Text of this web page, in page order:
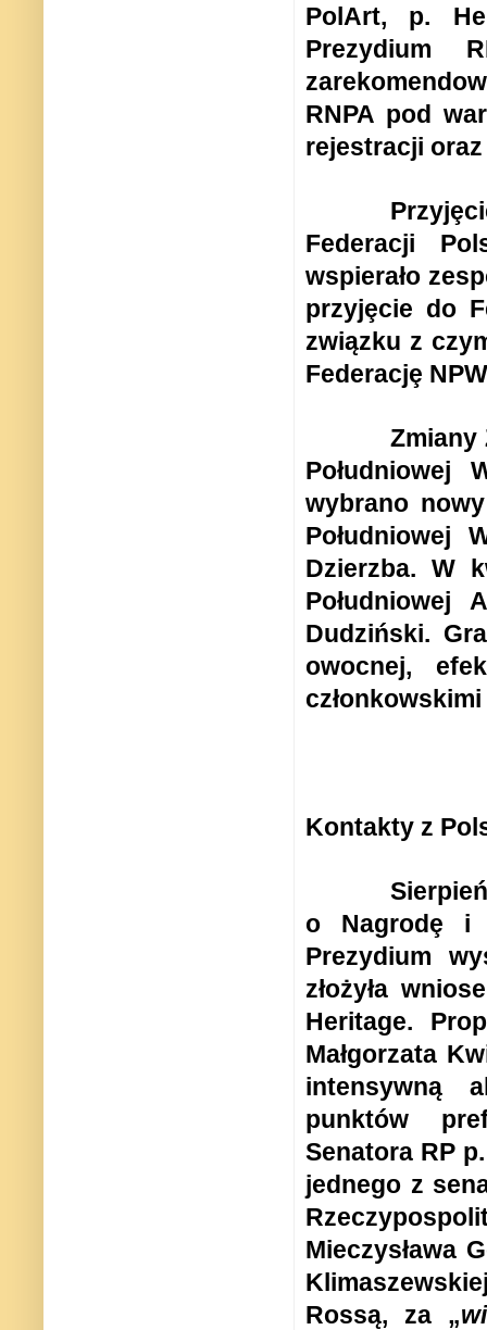
PolArt, p.
Prezydium
RNPA pod
rejestracji oraz
Federacji
wspierało
przyjȩcie do
związku z
Federacjȩ
Zmiany
Południowej
wybrano
Południowej
Dzierzba. W
Południowej
Dudziński.
owocnej,
Kontakty z
o Nagrodȩ i
Prezydium
złożyła
Heritage.
Małgorzata
intensywną
punktów
Senatora RP
jednego z
Mieczysława
Rossą, za „